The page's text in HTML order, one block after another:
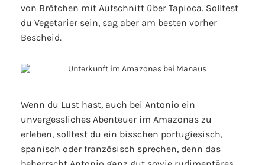
von Brötchen mit Aufschnitt über Tapioca. Solltest
du Vegetarier sein, sag aber am besten vorher
Bescheid.
Wenn du Lust hast, auch bei Antonio ein
unvergessliches Abenteuer im Amazonas zu
erleben, solltest du ein bisschen portugiesisch,
spanisch oder französisch sprechen, denn das